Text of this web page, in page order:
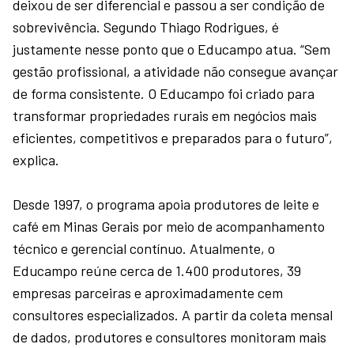
deixou de ser diferencial e passou a ser condição de
sobrevivência. Segundo Thiago Rodrigues, é
justamente nesse ponto que o Educampo atua. “Sem
gestão profissional, a atividade não consegue avançar
de forma consistente. O Educampo foi criado para
transformar propriedades rurais em negócios mais
eficientes, competitivos e preparados para o futuro”,
explica.
Desde 1997, o programa apoia produtores de leite e
café em Minas Gerais por meio de acompanhamento
técnico e gerencial contínuo. Atualmente, o
Educampo reúne cerca de 1.400 produtores, 39
empresas parceiras e aproximadamente cem
consultores especializados. A partir da coleta mensal
de dados, produtores e consultores monitoram mais